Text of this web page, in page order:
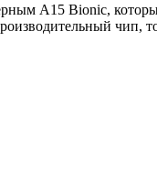
A15 Bionic,
чип,